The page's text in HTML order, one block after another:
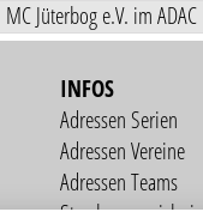
MC Jüterbog e.V. im ADAC
INFOS
Adressen Serien
Adressen Vereine
Adressen Teams